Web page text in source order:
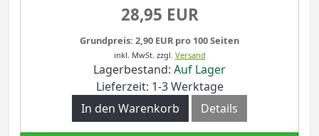
28,95 EUR
Grundpreis: 2,90 EUR pro 100 Seiten
inkl. MwSt. zzgl. Versand
Lagerbestand: Auf Lager
Lieferzeit: 1-3 Werktage
In den Warenkorb
Details